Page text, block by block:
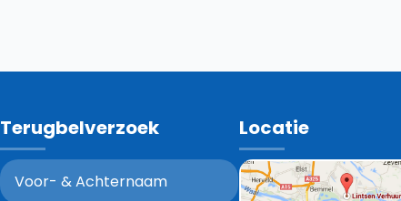
Terugbelverzoek Locatie